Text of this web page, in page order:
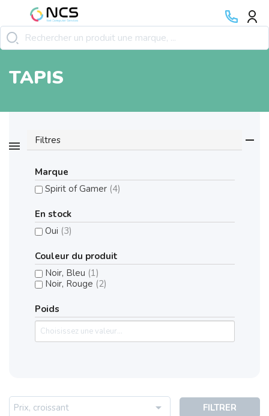
TAPIS
Filtres
Marque
Spirit of Gamer (4)
En stock
Oui (3)
Couleur du produit
Noir, Bleu (1)
Noir, Rouge (2)
Poids
Prix, croissant 
FILTRER